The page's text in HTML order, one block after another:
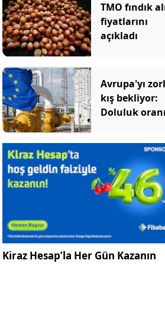
TMO fındık
fiyatlarını
açıkladı
Avrupa'yı
kış bekliyor:
Doluluk oranı
düşüğünde
Kiraz Hesap’la Her Gün Kazanın